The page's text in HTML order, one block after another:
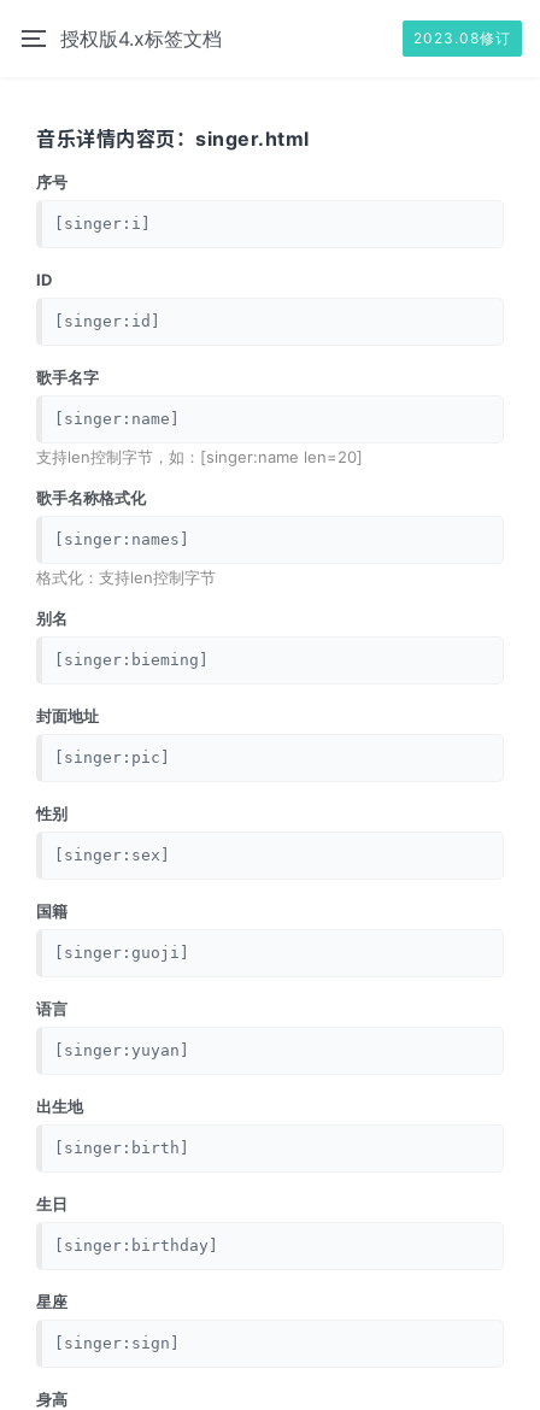
授权版4.x标签文档 2023.08修订
音乐详情内容页：singer.html
序号
[singer:i]
ID
[singer:id]
歌手名字
[singer:name]
支持len控制字节，如：[singer:name len=20]
歌手名称格式化
[singer:names]
格式化：支持len控制字节
别名
[singer:bieming]
封面地址
[singer:pic]
性别
[singer:sex]
国籍
[singer:guoji]
语言
[singer:yuyan]
出生地
[singer:birth]
生日
[singer:birthday]
星座
[singer:sign]
身高